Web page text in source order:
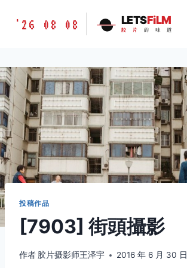
胶
味
道
LETSFILM
'26 08 08 LETSFiLM
胶 片 的 味 道
投稿作品
[7903] 街頭攝影
作者 胶片摄影师王泽宇 2016 年 6 月 30 日